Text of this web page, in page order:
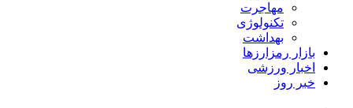
مهاجرت
تکنولوژی
بهداشت
بازار رمزارزها
اخبار ورزشی
خبر روز